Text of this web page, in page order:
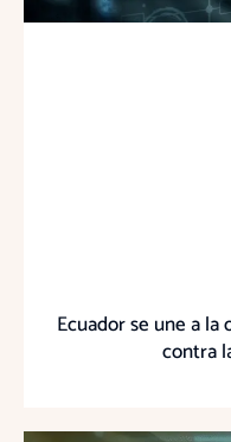
Ecuador se une a
contra